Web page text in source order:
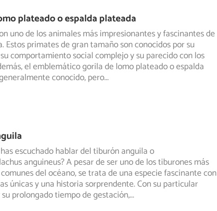
plateado o espalda plateada
uno de los animales más impresionantes y fascinantes de
Estos primates de gran tamaño son conocidos por su
su comportamiento social complejo y su parecido con los
el emblemático gorila de lomo plateado o espalda
conocido, pero...
escuchado hablar del tiburón anguila o
anguineus? A pesar de ser uno de los tiburones más
del océano, se trata de una especie fascinante con
únicas y una historia sorprendente. Con su particular
prolongado tiempo de gestación,...